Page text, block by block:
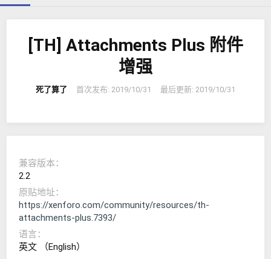
[TH] Attachments Plus 附件
增强
死了算了 首次发布: 2019/10/31 最后更新: 2019/10/31
兼容版本
2.2
原贴地址
https://xenforo.com/community/resources/th-
attachments-plus.7393/
语言
英文 （English）